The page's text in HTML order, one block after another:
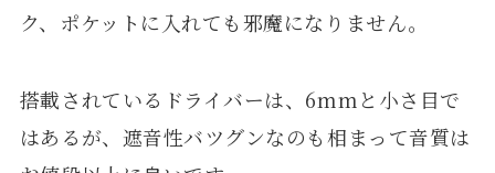
ク、ポケットに入れても邪魔になりません。
搭載されているドライバーは、6mmと小さ目で
はあるが、遮音性バツグンなのも相まって音質は